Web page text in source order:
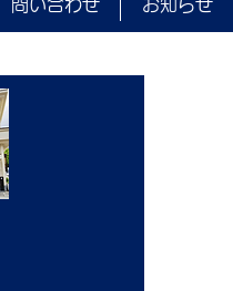
問い合わせ お知らせ